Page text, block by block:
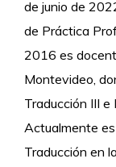
de junio de
de Práctica
2016 es
Montevideo,
Traducción III
Actualmente
Traducción en